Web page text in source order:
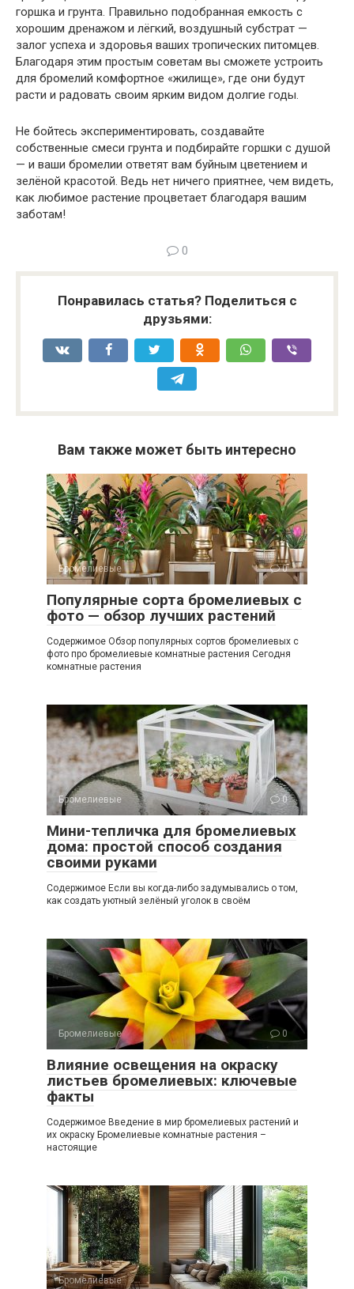
горшка и грунта. Правильно подобранная емкость с
хорошим дренажом и лёгкий, воздушный субстрат —
залог успеха и здоровья ваших тропических питомцев.
Благодаря этим простым советам вы сможете устроить
для бромелий комфортное «жилище», где они будут
расти и радовать своим ярким видом долгие годы.
Не бойтесь экспериментировать, создавайте
собственные смеси грунта и подбирайте горшки с душой
— и ваши бромелии ответят вам буйным цветением и
зелёной красотой. Ведь нет ничего приятнее, чем видеть,
как любимое растение процветает благодаря вашим
заботам!
0
Понравилась статья? Поделиться с
друзьями:
Вам также может быть интересно
Бромелиевые 0
Популярные сорта бромелиевых с
фото — обзор лучших растений
Содержимое Обзор популярных сортов бромелиевых с
фото про бромелиевые комнатные растения Сегодня
комнатные растения
Бромелиевые 0
Мини-тепличка для бромелиевых
дома: простой способ создания
своими руками
Содержимое Если вы когда-либо задумывались о том,
как создать уютный зелёный уголок в своём
Бромелиевые 0
Влияние освещения на окраску
листьев бромелиевых: ключевые
факты
Содержимое Введение в мир бромелиевых растений и
их окраску Бромелиевые комнатные растения –
настоящие
Бромелиевые 0